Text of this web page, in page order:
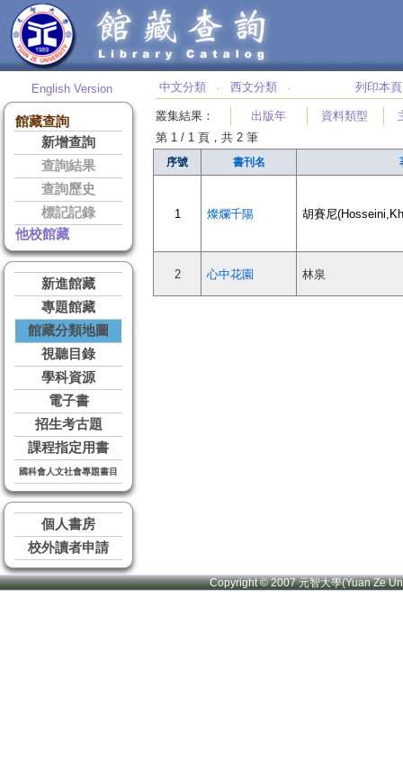
English Version
館藏查詢
新增查詢
查詢結果
查詢歷史
標記記錄
他校館藏
新進館藏
專題館藏
館藏分類地圖
視聽目錄
學科資源
電子書
招生考古題
課程指定用書
國科會人文社會專題書目
個人書房
校外讀者申請
中文分類 ‧ 西文分類 ‧ 列印本頁
叢集結果 ： 出版年 資料類型
第 1 / 1 頁，共 2 筆
序號 書刊名
1 燦爛千陽 胡賽尼
2 心中花園 林泉
Copyright © 2007 元智大學(Yuan Ze